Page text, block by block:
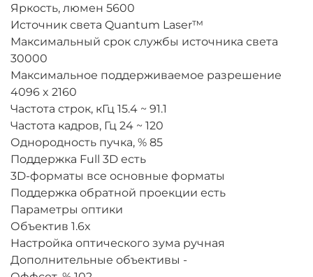
Яркость, люмен 5600
Источник света Quantum Laser™
Максимальный срок службы источника света
30000
Максимальное поддерживаемое разрешение
4096 x 2160
Частота строк, кГц 15.4 ~ 91.1
Частота кадров, Гц 24 ~ 120
Однородность пучка, % 85
Поддержка Full 3D есть
3D-форматы все основные форматы
Поддержка обратной проекции есть
Параметры оптики
Объектив 1.6x
Настройка оптического зума ручная
Дополнительные объективы -